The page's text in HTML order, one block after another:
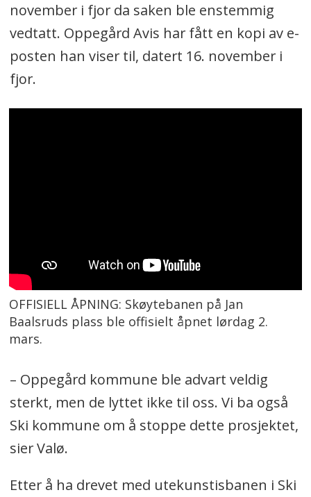
november i fjor da saken ble enstemmig
vedtatt. Oppegård Avis har fått en kopi av e-
posten han viser til, datert 16. november i
fjor.
OFFISIELL ÅPNING: Skøytebanen på Jan
Baalsruds plass ble offisielt åpnet lørdag 2.
mars.
– Oppegård kommune ble advart veldig
sterkt, men de lyttet ikke til oss. Vi ba også
Ski kommune om å stoppe dette prosjektet,
sier Valø.
Etter å ha drevet med utekunstisbanen i Ski